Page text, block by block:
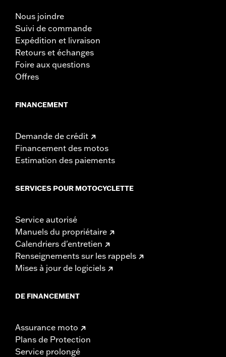
Nous joindre
Suivi de commande
Expédition et livraison
Retours et échanges
Foire aux questions
Offres
FINANCEMENT
Demande de crédit
Financement des motos
Estimation des paiements
SERVICES POUR MOTOCYCLETTE
Service autorisé
Manuels du propriétaire
Calendriers d'entretien
Renseignements sur les rappels
Mises à jour de logiciels
DE FINANCEMENT
Assurance moto
Plans de Protection
Service prolongé